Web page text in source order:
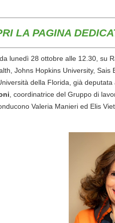
LA PAGINA
lunedì 28 ottobre alle 12.30, su
Johns Hopkins University,
della Florida, già deputata
, coordinatrice del Gruppo di
Valeria Manieri ed Elis